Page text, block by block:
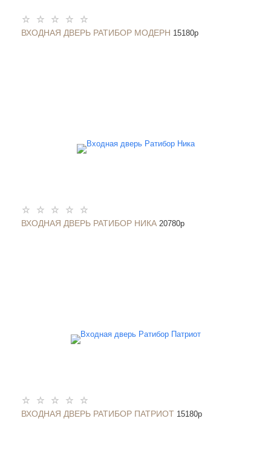
ВХОДНАЯ ДВЕРЬ РАТИБОР МОДЕРН 15180p
ВХОДНАЯ ДВЕРЬ РАТИБОР НИКА 20780p
ВХОДНАЯ ДВЕРЬ РАТИБОР ПАТРИОТ 15180p